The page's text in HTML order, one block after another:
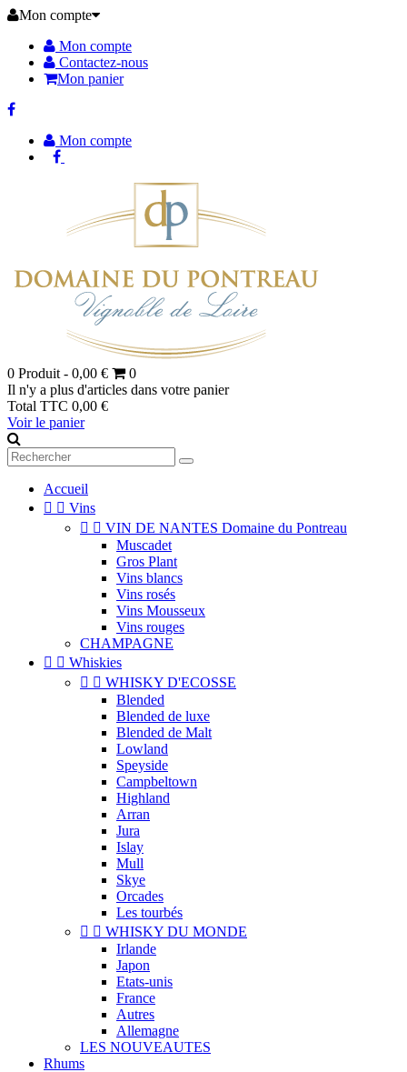
Mon compte
Mon compte
Contactez-nous
Mon panier
Mon compte
0 Produit - 0,00 €
0
Il n'y a plus d'articles dans votre panier
Total TTC 0,00 €
Voir le panier
Accueil
  Vins
  VIN DE NANTES Domaine du Pontreau
Muscadet
Gros Plant
Vins blancs
Vins rosés
Vins Mousseux
Vins rouges
CHAMPAGNE
  Whiskies
  WHISKY D'ECOSSE
Blended
Blended de luxe
Blended de Malt
Lowland
Speyside
Campbeltown
Highland
Arran
Jura
Islay
Mull
Skye
Orcades
Les tourbés
  WHISKY DU MONDE
Irlande
Japon
Etats-unis
France
Autres
Allemagne
LES NOUVEAUTES
Rhums